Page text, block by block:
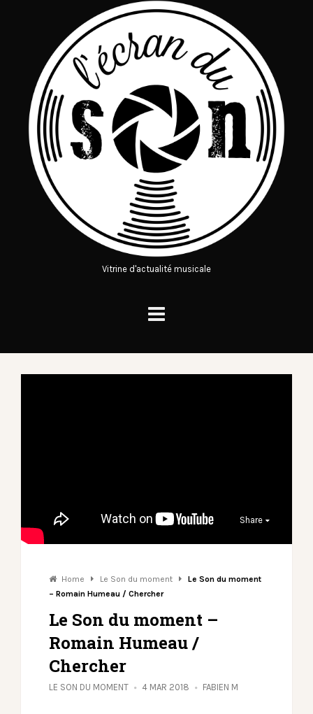
Vitrine d'actualité musicale
Share
Home Le Son du moment
Le Son du moment
– Romain Humeau / Chercher
Le Son du moment –
Romain Humeau /
Chercher
LE SON DU MOMENT 4 MAR 2018 FABIEN M